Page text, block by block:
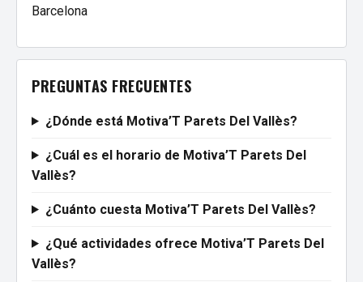
Barcelona
PREGUNTAS FRECUENTES
¿Dónde está Motiva’T Parets Del Vallès?
¿Cuál es el horario de Motiva’T Parets Del
Vallès?
¿Cuánto cuesta Motiva’T Parets Del Vallès?
¿Qué actividades ofrece Motiva’T Parets Del
Vallès?